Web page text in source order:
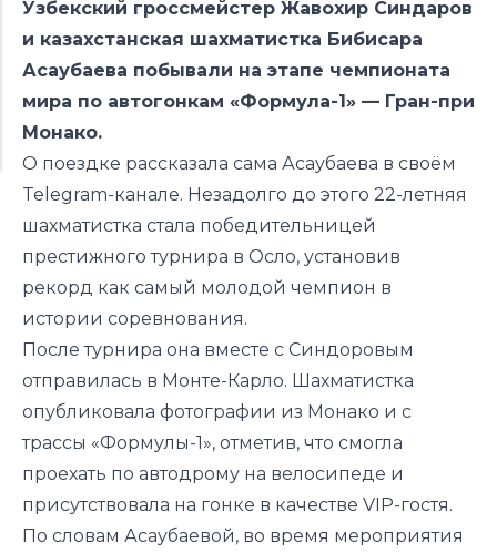
Узбекский гроссмейстер Жавохир Синдаров
и казахстанская шахматистка Бибисара
Асаубаева побывали на этапе чемпионата
мира по автогонкам «Формула-1» — Гран-при
Монако.
О поездке рассказала сама Асаубаева в своём
Telegram-канале. Незадолго до этого 22-летняя
шахматистка стала победительницей
престижного турнира в Осло, установив
рекорд как самый молодой чемпион в
истории соревнования.
После турнира она вместе с Синдоровым
отправилась в Монте-Карло. Шахматистка
опубликовала фотографии из Монако и с
трассы «Формулы-1», отметив, что смогла
проехать по автодрому на велосипеде и
присутствовала на гонке в качестве VIP-гостя.
По словам Асаубаевой, во время мероприятия